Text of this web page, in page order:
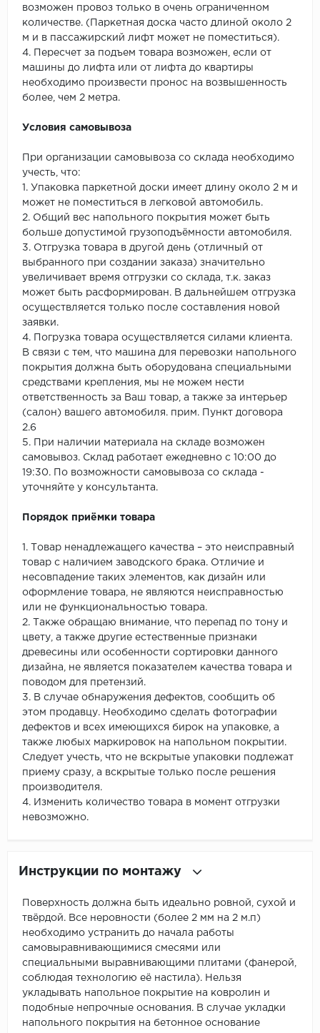
возможен провоз только в очень ограниченном
количестве. (Паркетная доска часто длиной около 2
м и в пассажирский лифт может не поместиться).
4. Пересчет за подъем товара возможен, если от
машины до лифта или от лифта до квартиры
необходимо произвести пронос на возвышенность
более, чем 2 метра.
Условия самовывоза
При организации самовывоза со склада необходимо
учесть, что:
1. Упаковка паркетной доски имеет длину около 2 м и
может не поместиться в легковой автомобиль.
2. Общий вес напольного покрытия может быть
больше допустимой грузоподъёмности автомобиля.
3. Отгрузка товара в другой день (отличный от
выбранного при создании заказа) значительно
увеличивает время отгрузки со склада, т.к. заказ
может быть расформирован. В дальнейшем отгрузка
осуществляется только после составления новой
заявки.
4. Погрузка товара осуществляется силами клиента.
В связи с тем, что машина для перевозки напольного
покрытия должна быть оборудована специальными
средствами крепления, мы не можем нести
ответственность за Ваш товар, а также за интерьер
(салон) вашего автомобиля. прим. Пункт договора
2.6
5. При наличии материала на складе возможен
самовывоз. Склад работает ежедневно с 10:00 до
19:30. По возможности самовывоза со склада -
уточняйте у консультанта.
Порядок приёмки товара
1. Товар ненадлежащего качества – это неисправный
товар с наличием заводского брака. Отличие и
несовпадение таких элементов, как дизайн или
оформление товара, не являются неисправностью
или не функциональностью товара.
2. Также обращаю внимание, что перепад по тону и
цвету, а также другие естественные признаки
древесины или особенности сортировки данного
дизайна, не является показателем качества товара и
поводом для претензий.
3. В случае обнаружения дефектов, сообщить об
этом продавцу. Необходимо сделать фотографии
дефектов и всех имеющихся бирок на упаковке, а
также любых маркировок на напольном покрытии.
Следует учесть, что не вскрытые упаковки подлежат
приему сразу, а вскрытые только после решения
производителя.
4. Изменить количество товара в момент отгрузки
невозможно.
Инструкции по монтажу
Поверхность должна быть идеально ровной, сухой и
твёрдой. Все неровности (более 2 мм на 2 м.п)
необходимо устранить до начала работы
самовыравнивающимися смесями или
специальными выравнивающими плитами (фанерой,
соблюдая технологию её настила). Нельзя
укладывать напольное покрытие на ковролин и
подобные непрочные основания. В случае укладки
напольного покрытия на бетонное основание